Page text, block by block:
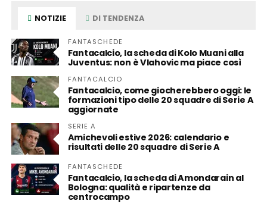
NOTIZIE DI TENDENZA
FANTASCHEDE
Fantacalcio, la scheda di Kolo Muani alla
Juventus: non è Vlahovic ma piace così
FANTACALCIO
Fantacalcio, come giocherebbero oggi: le
formazioni tipo delle 20 squadre di Serie A
aggiornate
SERIE A
Amichevoli estive 2026: calendario e
risultati delle 20 squadre di Serie A
FANTASCHEDE
Fantacalcio, la scheda di Amondarain al
Bologna: qualità e ripartenze da
centrocampo